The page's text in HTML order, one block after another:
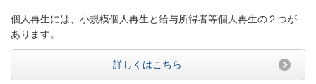
個人再生には、小規模個人再生と給与所得者等個人再生の２つが
あります。
詳しくはこちら